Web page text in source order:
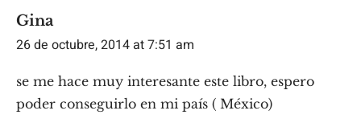
Gina
26 de octubre, 2014 at 7:51 am
se me hace muy interesante este libro, espero
poder conseguirlo en mi país ( México)